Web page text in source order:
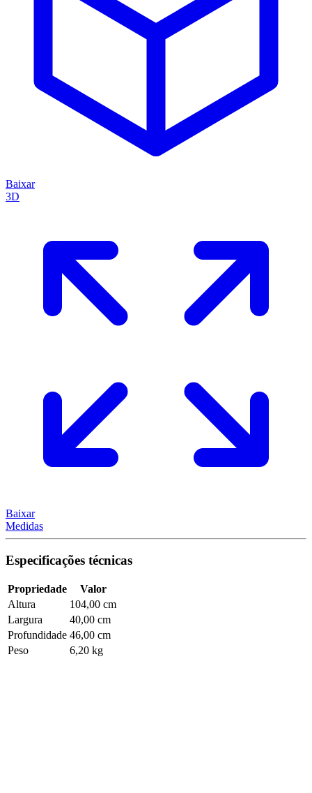
Baixar
3D
Baixar
Medidas
Especificações técnicas
Propriedade
Valor
Altura
104,00 cm
Largura
40,00 cm
Profundidade 46,00 cm
Peso
6,20 kg